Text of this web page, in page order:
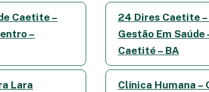
Caetite –
–
24 Dires Caetite
Gestão Em Saúde
Caetité – BA
Lara
Clínica Humana –